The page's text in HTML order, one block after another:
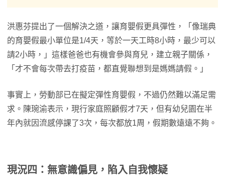
洪惠芬提出了一個解決之道，讓育嬰假更具彈性，「像瑞典
的育嬰假最小單位是1/4天，等於一天工時8小時，最少可以
請2小時，」這樣爸爸也有機會參與育兒，建立親子關係，
「才不會每次帶去打疫苗，都直覺聯想到是媽媽請假。」
事實上，勞動部已在擬定彈性育嬰假，不過仍然難以滿足需
求。陳琬渝表示，現行家庭照顧假才7天，但有幼兒園在半
年內就因流感停課了3次，每次都放1周，假期數遠遠不夠。
現況四：無意識偏見，陷入自我懷疑